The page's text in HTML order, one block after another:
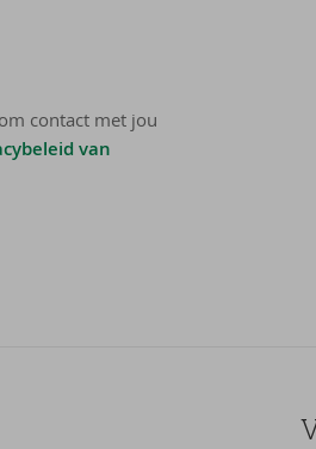
contact met jou
van